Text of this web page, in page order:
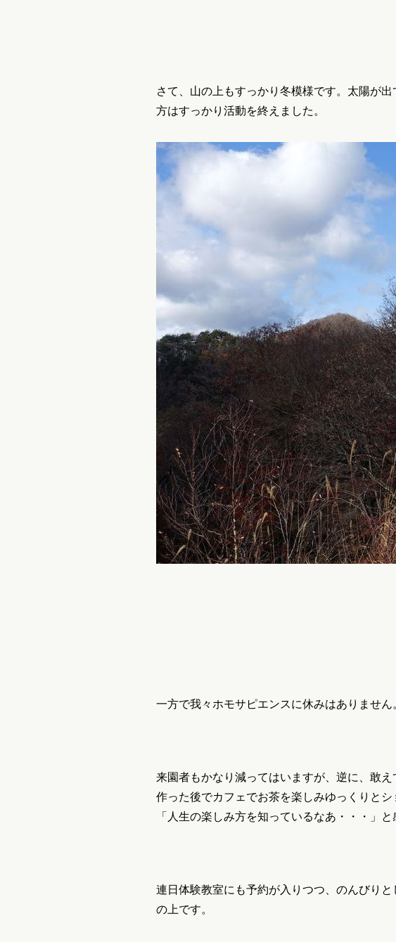
さて、山の上もすっかり冬模様です。太陽が
方はすっかり活動を終えました。
一方で我々ホモサピエンスに休みはありません
来園者もかなり減ってはいますが、逆に、敢
作った後でカフェでお茶を楽しみゆっくりと
「人生の楽しみ方を知っているなあ・・・」と
連日体験教室にも予約が入りつつ、のんびり
の上です。